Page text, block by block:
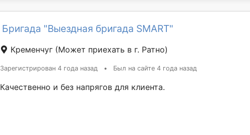
Бригада "Выездная бригада SMART"
Кременчуг (Может приехать в г. Ратно)
Зарегистрирован 4 года назад • Был на сайте 4 года назад
Качественно и без напрягов для клиента.